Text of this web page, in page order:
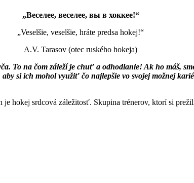
„Веселее, веселее, вы в хоккее!“
„Veselšie, veselšie, hráte predsa hokej!“
A.V. Tarasov (otec ruského hokeja)
To na čom záleží je chuť a odhodlanie! Ak ho máš,
aby si ich mohol využiť čo najlepšie vo svojej možnej
hokej srdcová záležitosť. Skupina trénerov, ktorí si